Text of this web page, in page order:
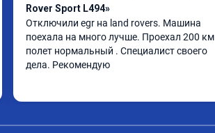
Rover Sport L494»
Отключили egr на land rovers. Машина
поехала на много лучше. Проехал 200 км
полет нормальный . Специалист своего
дела. Рекомендую